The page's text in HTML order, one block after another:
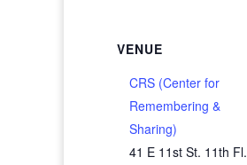
VENUE
CRS (Center for
Remembering &
Sharing)
41 E 11st St. 11th Fl.